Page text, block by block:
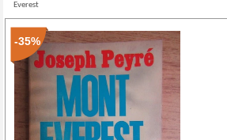
Everest
-35%